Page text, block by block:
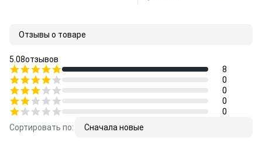
Отзывы о товаре
5.08отзывов
8
0
0
0
0
Сортировать по:
Сначала новые